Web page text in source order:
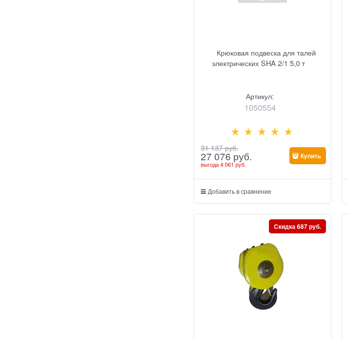
Крюковая подвеска для талей
электрических SHA 2/1 5,0 т
Артикул:
1050554
31 137 руб.
27 076 руб.
выгода4 061 руб.
Купить
Добавить в сравнение
Скидка 687 руб.